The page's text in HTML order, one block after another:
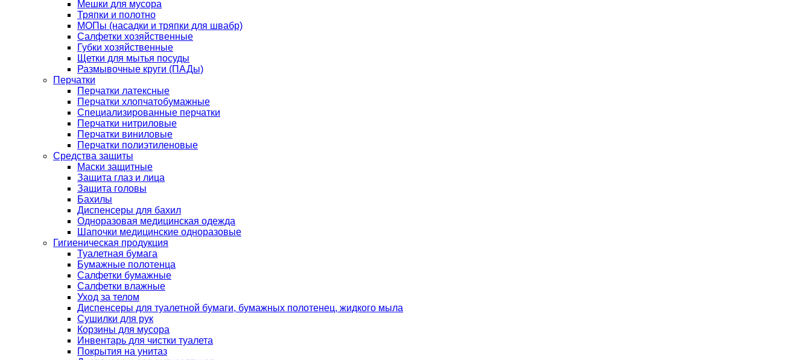
Мешки для мусора
Тряпки и полотно
МОПы (насадки и тряпки для швабр)
Салфетки хозяйственные
Губки хозяйственные
Щетки для мытья посуды
Размывочные круги (ПАДы)
Перчатки
Перчатки латексные
Перчатки хлопчатобумажные
Специализированные перчатки
Перчатки нитриловые
Перчатки виниловые
Перчатки полиэтиленовые
Средства защиты
Маски защитные
Защита глаз и лица
Защита головы
Бахилы
Диспенсеры для бахил
Одноразовая медицинская одежда
Шапочки медицинские одноразовые
Гигиеническая продукция
Туалетная бумага
Бумажные полотенца
Салфетки бумажные
Салфетки влажные
Уход за телом
Диспенсеры для туалетной бумаги, бумажных полотенец, жидкого мыла
Сушилки для рук
Корзины для мусора
Инвентарь для чистки туалета
Покрытия на унитаз